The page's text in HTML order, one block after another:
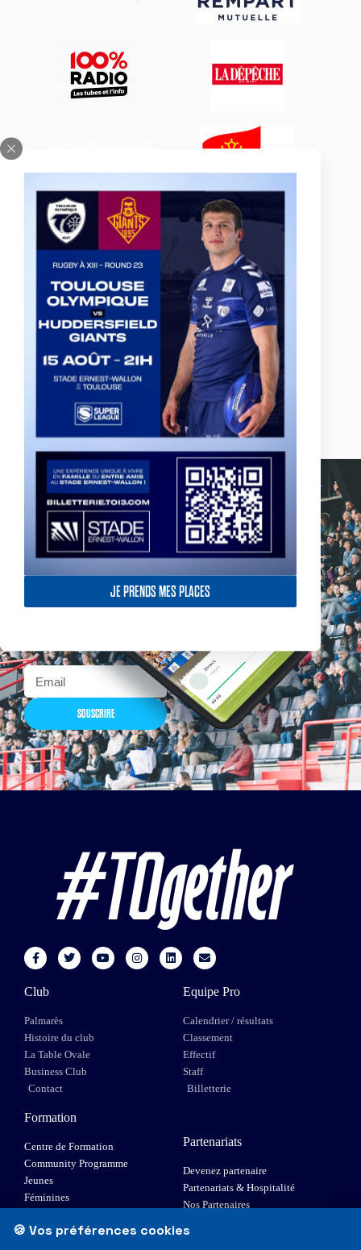
JE PRENDS MES PLACES
Actualités, nouveautés,
billetterie, remises
exceptionnelles dans la
SOUSCRIRE
Club
Palmarès
Histoire du club
La Table Ovale
Business Club
Contact
Equipe Pro
Calendrier / résultats
Classement
Effectif
Staff
Billetterie
Formation
Centre de Formation
Community Programme
Jeunes
Féminines
Elite 1
Partenariats
Devenez partenaire
Partenariats & Hospitalité
Nos Partenaires
🍪 Vos préférences cookies